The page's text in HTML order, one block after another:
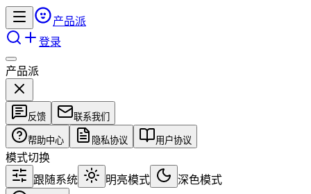
产品派
登录
产品派
反馈 联系我们
帮助中心 隐私协议 用户协议
模式切换
跟随系统
明亮模式 深色模式